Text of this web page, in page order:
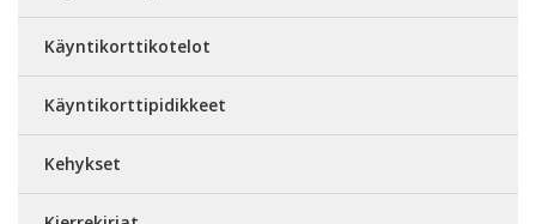
Käyntikorttikotelot
Käyntikorttipidikkeet
Kehykset